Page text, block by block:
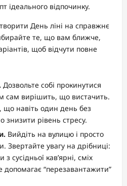
ідеального відпочинку.
День ліні на справжнє
те, що вам ближче,
щоб відчути повне
Дозвольте собі прокинутися
сам вирішить, що вистачить.
що навіть один день без
рівень стресу.
Вийдіть на вулицю і просто
Звертайте увагу на дрібниці:
сусідньої кав’ярні, сміх
“перезавантажити”